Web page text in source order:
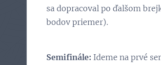
sa dopracoval po ďalšom
bodov priemer).
Semifinále: Ideme na prvé